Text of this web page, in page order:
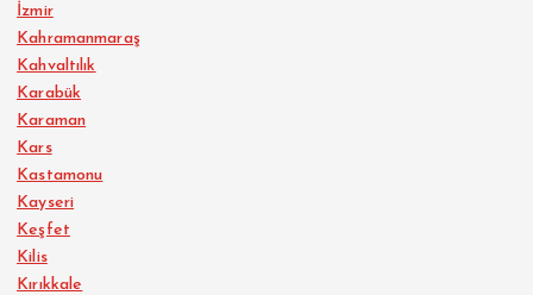
İzmir
Kahramanmaraş
Kahvaltılık
Karabük
Karaman
Kars
Kastamonu
Kayseri
Keşfet
Kilis
Kırıkkale